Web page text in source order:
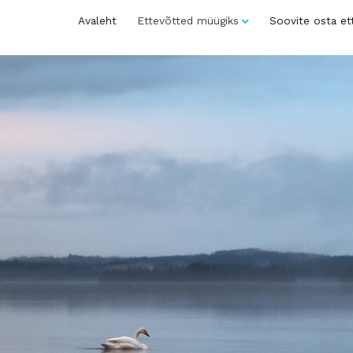
Avaleht Ettevõtted müügiks Soovite osta